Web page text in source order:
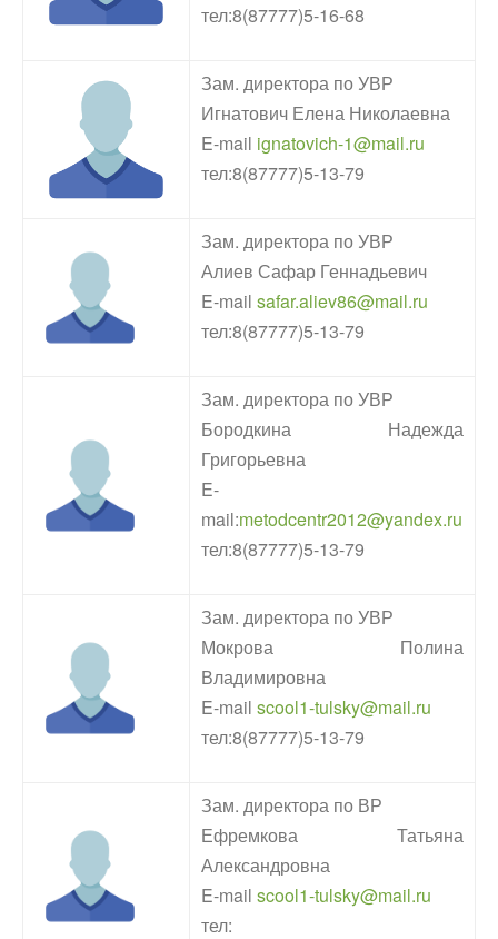
тел:8(87777)5-16-68
Зам. директора по УВР
Игнатович Елена Николаевна
E-mail ignatovich-1@mail.ru
тел:8(87777)5-13-79
Зам. директора по УВР
Алиев Сафар Геннадьевич
E-mail safar.aliev86@mail.ru
тел:8(87777)5-13-79
Зам. директора по УВР
Бородкина Надежда
Григорьевна
E-
mail:metodcentr2012@yandex.ru
тел:8(87777)5-13-79
Зам. директора по УВР
Мокрова Полина
Владимировна
E-mail scool1-tulsky@mail.ru
тел:8(87777)5-13-79
Зам. директора по ВР
Ефремкова Татьяна
Александровна
E-mail scool1-tulsky@mail.ru
тел: